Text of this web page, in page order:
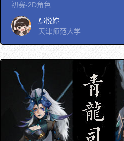
初赛-2D角色
鄢悦婷
天津师范大学